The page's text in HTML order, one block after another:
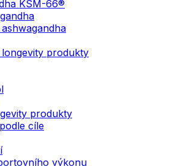
KSM-66®
produkty
produkty
cíle
výkonu